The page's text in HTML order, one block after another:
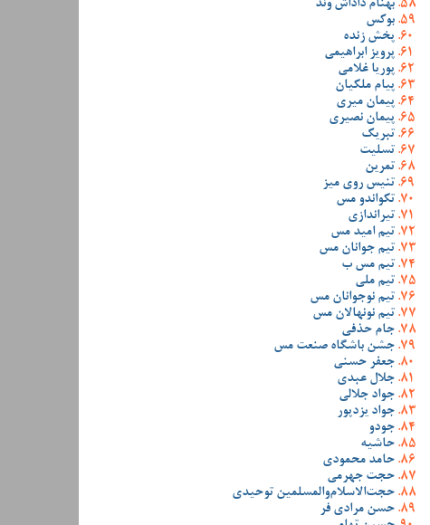
بهنام داداش وند
بوکس
پخش زنده
پرویز ابراهیمی
پوریا غلامی
پیام ملکیان
پیمان میری
پیمان نصیری
تبریک
تسلیت
تمرین
تنیس روی میز
تکواندو مس
تیراندازی
تیم امید مس
تیم جوانان مس
تیم مس ب
تیم ملی
تیم نوجوانان مس
تیم نونهالان مس
جام حذفی
جشن باشگاه صنعت مس
جعفر حسنی
جلال عبدی
جواد جلالی
جواد یزدپور
جودو
حاشیه
حامد محمودی
حجت جهرمی
حجت‌الاسلام‌والمسلمین توحیدی
حسن مرادی فر